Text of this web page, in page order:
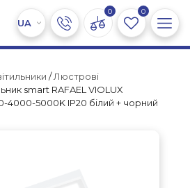
0 0
/Люстрові
smart RAFAEL VIOLUX
4000-5000K IP20 білий + чорний